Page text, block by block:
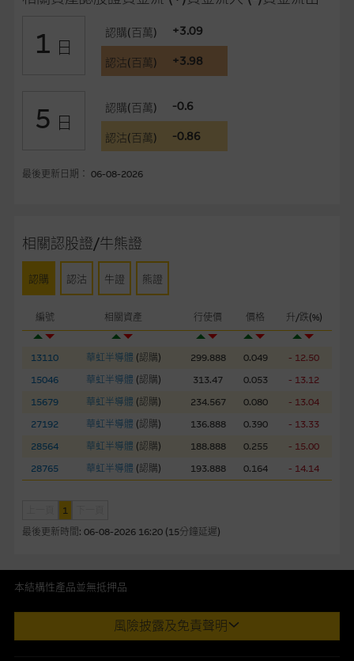
1 日
認購(百萬) +3.09
認沽(百萬) +3.98
5 日
認購(百萬) -0.6
認沽(百萬) -0.86
最後更新日期： 06-08-2026
相關認股證/牛熊證
認購 認沽 牛證 熊證
編號 相關資產 行使價 價格 升/跌(%)
13110 華虹半導體 (認購) 299.888 0.049
- 12.50
15046
華虹半導體 (認購) 313.47 0.053
- 13.12
15679
華虹半導體 (認購) 234.567 0.080
- 13.04
27192
華虹半導體 (認購) 136.888 0.390
- 13.33
28564
華虹半導體 (認購) 188.888 0.255
- 15.00
28765
華虹半導體 (認購) 193.888 0.164 - 14.14
1
最後更新時間: 06-08-2026 16:20 (15分鐘延遲)
任何與本網站相連結的第三者網站，在任何用途方面均可靠、完
整、合時及準確，對任何因任何形式(包括疏忽)由於網站內容的
錯誤、失實、遺漏、或任何人士對網站內容的依賴而導致的損失
本使用條款的所有方面均受香港法例管限。
與結構性產品有關的風險
股份有限公司可能是唯一報價方。閣下應閱讀載于
www.warrants.com.hk之上市文件以瞭解結構性產品的詳情及
自行評估箇中風險。如有需要，請徵詢獨立之專業意見。牛熊證
損失全部投資；而(ii)R類牛熊證之剩餘價值則可能為零。
網站連結
本網站或載有連接非由麥格理集團管理的網站的連結。此等連結
純為方便閣下取得更多關於市場上相關產品及機構的資訊。麥格
理集團對此等網站的內容及所介紹的產品或服務，均無任何操控
適，不作任何聲明。麥格理集團建議閣下自行向本網站述及或連
接的第三者查詢。此外，載有第三者網站的連結，不應視為該第
本網站雖連接第三者管理的網站，但麥格理集團並非授權網站瀏
部分可經本網站連結下載的軟件程式屬於第三者的產品。閣下使
本結構性產品並無抵押品
此內容來自我們在所示日期時認為可靠之來源，且均以真誠提供。然
而，Macquarie Capital Limited (CE No. AAC 534)(「 MCL 」)不作陳
風險披露及免責聲明